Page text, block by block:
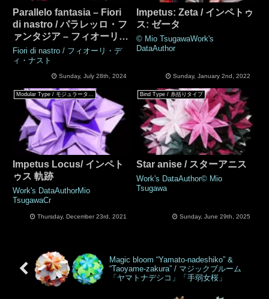
Parallelo fantasia – Fiori
di nastro / パラレッロ・フ
ァンタジア – フィオーリ・
ディ・ ナストロ
Fiori di nastro / フィオーリ・デ
ィ・ナスト
Sunday, July 28th, 2024
Impetus: Zeta / インペトゥ
ス: ゼータ
© Mio TsugawaWork's
DataAuthor
Sunday, January 2nd, 2022
Impetus Locus/ インペト
ゥス 軌跡
Work's DataAuthorMio
TsugawaCr
Thursday, December 23rd, 2021
Bind Type / 糸括りタイプ
Star anise / スターアニス
Work's DataAuthor© Mio
Tsugawa
Sunday, June 29th, 2025
Magic bloom “Yamato-nadeshiko” &
“Taoyame-zakura” / マジックブルーム
「ヤマトナデシコ」「手弱女桜」